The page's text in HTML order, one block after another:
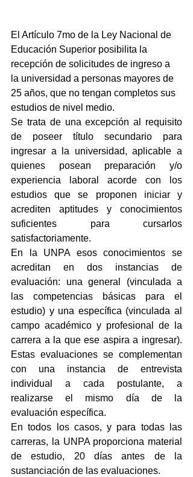
El Artículo 7mo de la Ley Nacional de
Educación Superior posibilita la
recepción de solicitudes de ingreso a
la universidad a personas mayores de
25 años, que no tengan completos sus
estudios de nivel medio.
Se trata de una excepción al requisito
de poseer título secundario para
ingresar a la universidad, aplicable a
quienes posean preparación y/o
experiencia laboral acorde con los
estudios que se proponen iniciar y
acrediten aptitudes y conocimientos
suficientes para cursarlos
satisfactoriamente.
En la UNPA esos conocimientos se
acreditan en dos instancias de
evaluación: una general (vinculada a
las competencias básicas para el
estudio) y una específica (vinculada al
campo académico y profesional de la
carrera a la que ese aspira a ingresar).
Estas evaluaciones se complementan
con una instancia de entrevista
individual a cada postulante, a
realizarse el mismo día de la
evaluación específica.
En todos los casos, y para todas las
carreras, la UNPA proporciona material
de estudio, 20 días antes de la
sustanciación de las evaluaciones.